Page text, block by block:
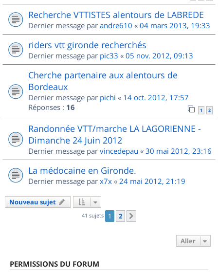
Recherche VTTISTES alentours de LABREDE
Dernier message par andre610 « 04 mars 2013, 19:33
riders vtt gironde recherchés
Dernier message par pic33 « 05 nov. 2012, 09:13
Cherche partenaire aux alentours de
Bordeaux
Dernier message par pichi « 14 oct. 2012, 17:57
Réponses : 16 1 2
Randonnée VTT/marche LA LAGORIENNE -
Dimanche 24 Juin 2012
Dernier message par vincedepau « 30 mai 2012, 23:16
La médocaine en Gironde.
Dernier message par x7x « 24 mai 2012, 21:19
Nouveau sujet
41 sujets 1 2
Aller
PERMISSIONS DU FORUM